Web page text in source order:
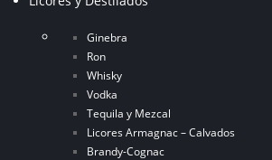
Ginebra
Ron
Whisky
Vodka
Tequila y Mezcal
Licores Armagnac – Calvados
Brandy-Cognac